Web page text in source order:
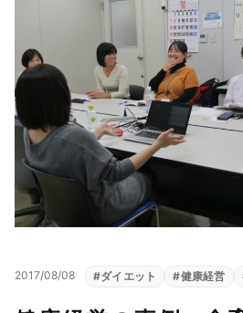
2017/08/08 #ダイエット #健康経営